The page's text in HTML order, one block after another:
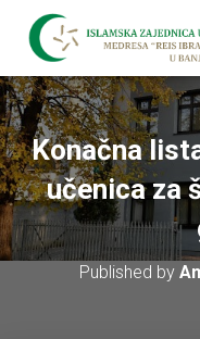
Konačna
učenica za
Published by